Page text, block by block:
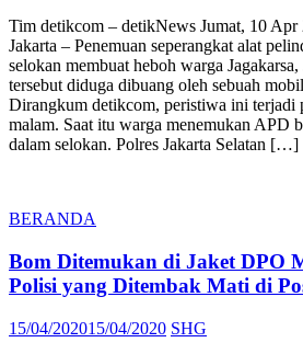
Tim detikcom – detikNews Jumat, 10
Jakarta – Penemuan seperangkat alat
selokan membuat heboh warga
tersebut diduga dibuang oleh sebuah
Dirangkum detikcom, peristiwa ini terjadi
malam. Saat itu warga menemukan APD
dalam selokan. Polres Jakarta Selatan […]
BERANDA
Bom Ditemukan di Jaket DPO
Polisi yang Ditembak Mati di
Posted
15/04/202015/04/2020 Author
SHG